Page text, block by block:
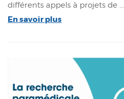
différents appels à projets de ...
En savoir plus